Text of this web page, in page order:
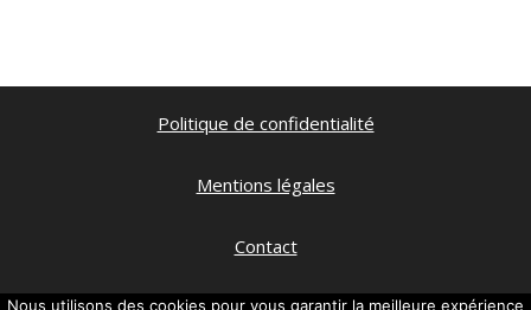
Politique de confidentialité
Mentions légales
Contact
Nous utilisons des cookies pour vous garantir la meilleure expérience